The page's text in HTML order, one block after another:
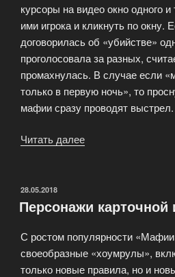
курсоры на видео окно одного
ими игрока и кликнуть по окну.
договорилась об «убийстве»
проголосовала за разных,
промахнулась. В случае если
только в первую ночь», то
мафии сразу проводят выстрел.
Читать далее
игре»
ОПУБЛИКОВАНО
28.05.2018
Персонажи
С ростом популярности
своеобразные «хоумрулы»,
только новые правила, но и